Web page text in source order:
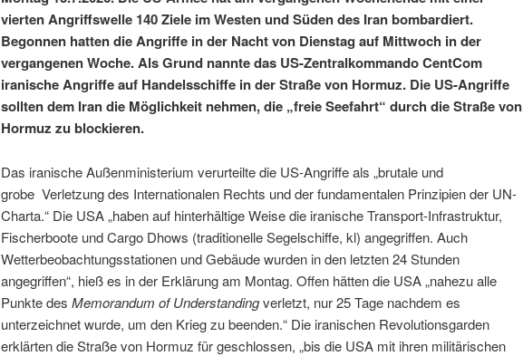
vierten Angriffswelle 140 Ziele im Westen und Süden des Iran bombardiert.
Begonnen hatten die Angriffe in der Nacht von Dienstag auf Mittwoch in der
vergangenen Woche. Als Grund nannte das US-Zentralkommando CentCom
iranische Angriffe auf Handelsschiffe in der Straße von Hormuz. Die US-Angriffe
sollten dem Iran die Möglichkeit nehmen, die „freie Seefahrt“ durch die Straße von
Hormuz zu blockieren.
Das iranische Außenministerium verurteilte die US-Angriffe als „brutale und
grobe Verletzung des Internationalen Rechts und der fundamentalen Prinzipien der UN-
Charta.“ Die USA „haben auf hinterhältige Weise die iranische Transport-Infrastruktur,
Fischerboote und Cargo Dhows (traditionelle Segelschiffe, kl) angegriffen. Auch
Wetterbeobachtungsstationen und Gebäude wurden in den letzten 24 Stunden
angegriffen“, hieß es in der Erklärung am Montag. Offen hätten die USA „nahezu alle
Punkte des Memorandum of Understandingverletzt, nur 25 Tage nachdem es
unterzeichnet wurde, um den Krieg zu beenden.“ Die iranischen Revolutionsgarden
erklärten die Straße von Hormuz für geschlossen, „bis die USA mit ihren militärischen